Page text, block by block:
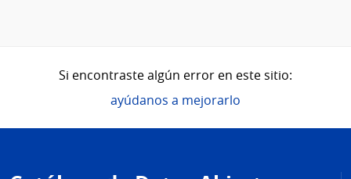
Si encontraste algún error en este sitio:
ayúdanos a mejorarlo
de